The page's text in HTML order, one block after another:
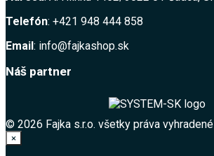
Telefón: +421 948 444 858
Email: info@fajkashop.sk
Náš partner
© 2026 Fajka s.r.o. všetky práva vyhradené
×